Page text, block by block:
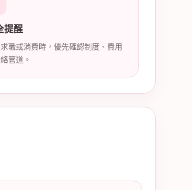
提醒
職或消費時，優先確認制度、費用
管道。